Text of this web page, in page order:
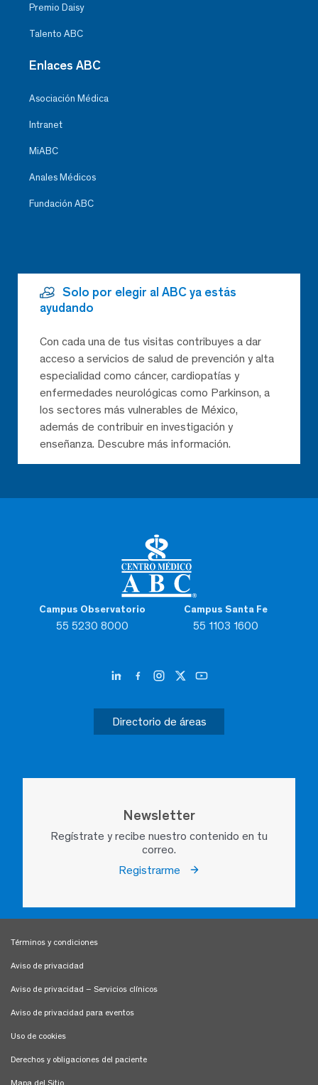
Campus Observatorio
55 5230 8000
Campus Santa Fe
55 1103 1600
Directorio de áreas
Newsletter
Regístrate y recibe nuestro contenido en tu
correo.
Registrarme
Premio Daisy
Talento ABC
Enlaces ABC
Asociación Médica
Intranet
MiABC
Anales Médicos
Fundación ABC
Solo por elegir al ABC ya estás
ayudando
Con cada una de tus visitas contribuyes a dar
acceso a servicios de salud de prevención y alta
especialidad como cáncer, cardiopatías y
enfermedades neurológicas como Parkinson, a
los sectores más vulnerables de México,
además de contribuir en investigación y
enseñanza. Descubre más información.
Términos y condiciones
Aviso de privacidad
Aviso de privacidad – Servicios clínicos
Aviso de privacidad para eventos
Uso de cookies
Derechos y obligaciones del paciente
Mapa del Sitio